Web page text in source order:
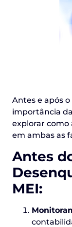
Antes e após
importância
explorar
em ambas as
Antes
MEI: